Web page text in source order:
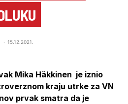
15.12.2021.
Mika Häkkinen je iznio
kraju utrke za VN
prvak smatra da je